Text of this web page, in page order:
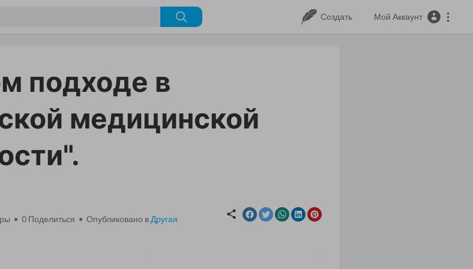
Создать Мой Аккаунт
подходе в
медицинской
• 0 Поделиться • Опубликовано в Другая